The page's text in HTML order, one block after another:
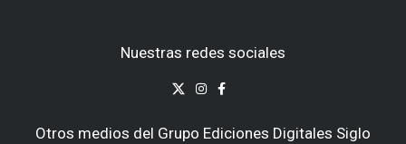
Nuestras redes sociales
Otros medios del Grupo Ediciones Digitales Siglo